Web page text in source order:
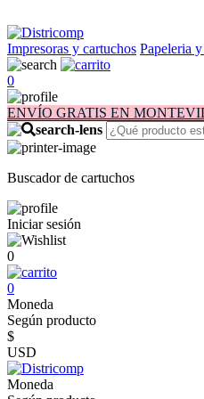
Impresoras y cartuchos Papeleria
0
ENVÍO GRATIS EN
Buscador de cartuchos
Iniciar sesión
0
0
Moneda
Según producto
$
USD
Moneda